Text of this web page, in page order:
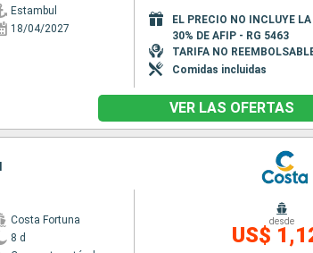
Estambul
18/04/2027
EL PRECIO NO INCLUYE
30% DE AFIP - RG 5463
TARIFA NO
Comidas incluidas
VER LAS OFERTAS
Costa Fortuna
8 d
desde
US$